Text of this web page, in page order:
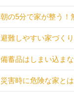
朝の5分で家が整う！
避難しやすい家づく
備蓄品はしまい込ま
災害時に危険な家と